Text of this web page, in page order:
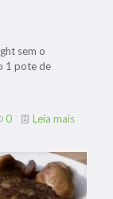
sem o
1 pote de
0 Leia mais